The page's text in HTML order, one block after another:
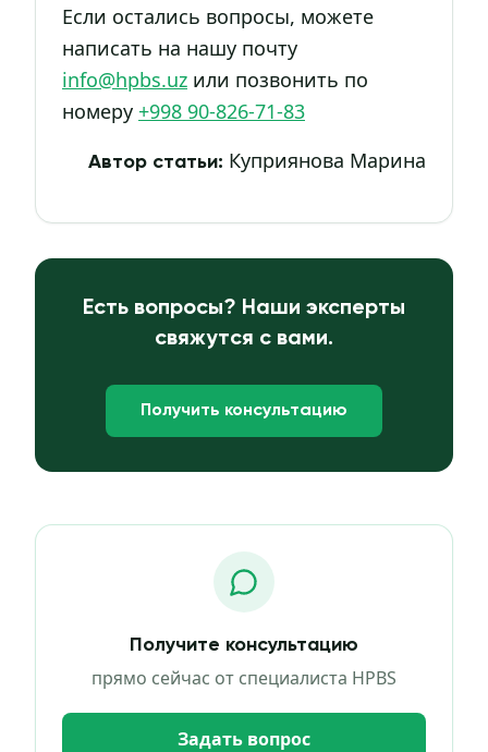
Если остались вопросы, можете
написать на нашу почту
info@hpbs.uz или позвонить по
номеру +998 90-826-71-83
Автор статьи: Куприянова Марина
Есть вопросы? Наши эксперты
свяжутся с вами.
Получить консультацию
Получите консультацию
прямо сейчас от специалиста HPBS
Задать вопрос